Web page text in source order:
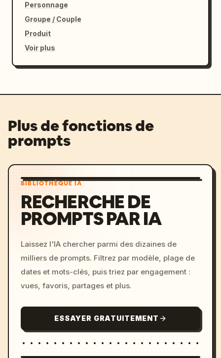
Personnage
Groupe / Couple
Produit
Voir plus
Plus de fonctions de
prompts
BIBLIOTHÈQUE IA
RECHERCHE DE
PROMPTS PAR IA
Laissez l'IA chercher parmi des dizaines de
milliers de prompts. Filtrez par modèle, plage de
dates et mots-clés, puis triez par engagement :
vues, favoris, partages et plus.
ESSAYER GRATUITEMENT